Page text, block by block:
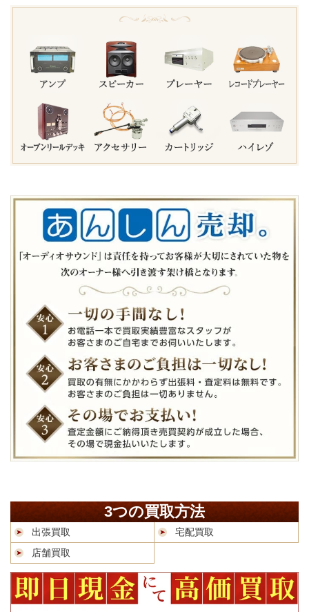
3つの買取方法
出張買取
宅配買取
店舗買取